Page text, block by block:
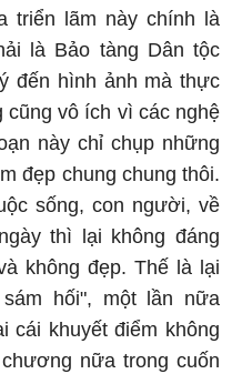
triển lãm này chính là
là Bảo tàng Dân tộc
đến hình ảnh mà thực
cũng vô ích vì các nghệ
này chỉ chụp những
đẹp chung chung thôi.
sống, con người, về
thì lại không đáng
không đẹp. Thế là lại
hối", một lần nữa
cái khuyết điểm không
nữa trong cuốn